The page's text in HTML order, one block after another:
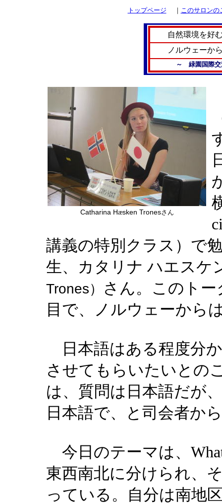
トップページ ｜ このサロンの
自然環境を好
ノルウェーか
～ 緑園国際
Catharina Hæsken Tronesさん
講義の特別クラス）で
生、カタリナ ハエスケ
Trones）
さん。このト
目で、ノルウェーから
日本語はある程度分
させてもらいたいとの
は、質問は日本語だが
日本語で、と司会者か
今日のテーマは、
東西南北に分けられ、
っている。自分は南地